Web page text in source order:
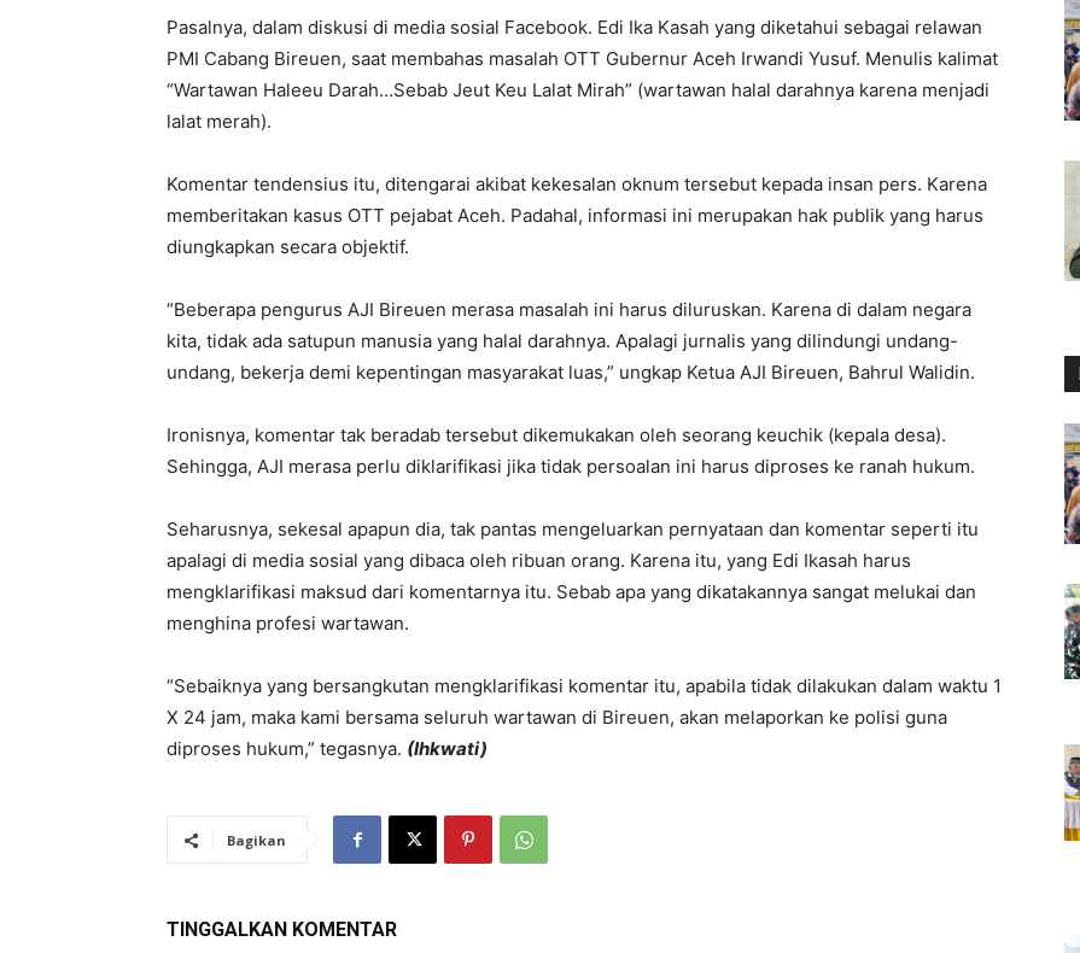
Pasalnya, dalam diskusi di media sosial Facebook. Edi Ika Kasah yang diketahui sebagai relawan
PMI Cabang Bireuen, saat membahas masalah OTT Gubernur Aceh Irwandi Yusuf. Menulis kalimat
“Wartawan Haleeu Darah…Sebab Jeut Keu Lalat Mirah” (wartawan halal darahnya karena menjadi
lalat merah).
Komentar tendensius itu, ditengarai akibat kekesalan oknum tersebut kepada insan pers. Karena
memberitakan kasus OTT pejabat Aceh. Padahal, informasi ini merupakan hak publik yang harus
diungkapkan secara objektif.
“Beberapa pengurus AJI Bireuen merasa masalah ini harus diluruskan. Karena di dalam negara
kita, tidak ada satupun manusia yang halal darahnya. Apalagi jurnalis yang dilindungi undang-
undang, bekerja demi kepentingan masyarakat luas,” ungkap Ketua AJI Bireuen, Bahrul Walidin.
Ironisnya, komentar tak beradab tersebut dikemukakan oleh seorang keuchik (kepala desa).
Sehingga, AJI merasa perlu diklarifikasi jika tidak persoalan ini harus diproses ke ranah hukum.
Seharusnya, sekesal apapun dia, tak pantas mengeluarkan pernyataan dan komentar seperti itu
apalagi di media sosial yang dibaca oleh ribuan orang. Karena itu, yang Edi Ikasah harus
mengklarifikasi maksud dari komentarnya itu. Sebab apa yang dikatakannya sangat melukai dan
menghina profesi wartawan.
“Sebaiknya yang bersangkutan mengklarifikasi komentar itu, apabila tidak dilakukan dalam waktu 1
X 24 jam, maka kami bersama seluruh wartawan di Bireuen, akan melaporkan ke polisi guna
diproses hukum,” tegasnya. (Ihkwati)
Bagikan
TINGGALKAN KOMENTAR